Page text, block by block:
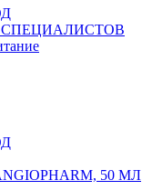
50 МЛ